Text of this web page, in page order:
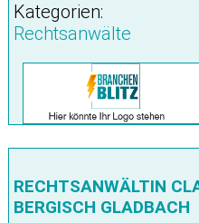
Kategorien:
Rechtsanwälte
RECHTSANWÄLTIN
BERGISCH GLADBACH